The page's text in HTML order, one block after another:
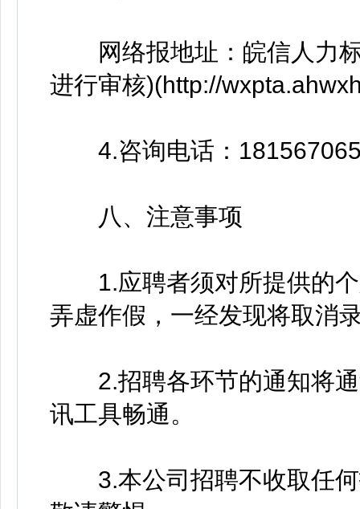
网络报地址：皖信人力标
进行审核)(http://
4.咨询电话：
八、注意事项
1.应聘者须对所提供的个
弄虚作假，一经发现将取消
2.招聘各环节的通知将通
讯工具畅通。
3.本公司招聘不收取任何